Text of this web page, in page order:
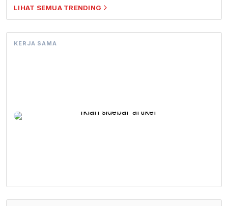
LIHAT SEMUA TRENDING
KERJA SAMA